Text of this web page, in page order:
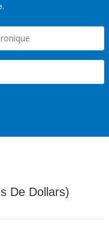
De Dollars)